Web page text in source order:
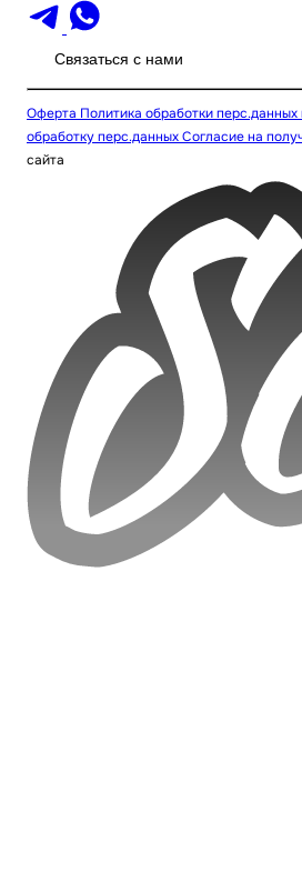
Связаться с нами
Оферта Политика обработки
обработку перс.данныхСогласие на
сайта